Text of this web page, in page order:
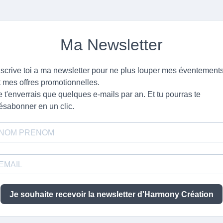
Ma Newsletter
toi a ma newsletter pour ne plus louper mes
mes offres promotionnelles.
t'enverrais que quelques e-mails par an. Et tu pourras te
en un clic.
Je souhaite recevoir la newsletter d'Harmony Création